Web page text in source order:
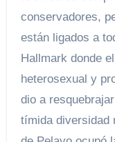
conservadores,
están ligados a
Hallmark donde
heterosexual y
dio a
tímida diversidad